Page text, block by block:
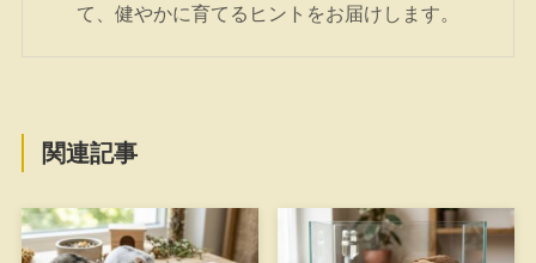
て、健やかに育てるヒントをお届けします。
関連記事